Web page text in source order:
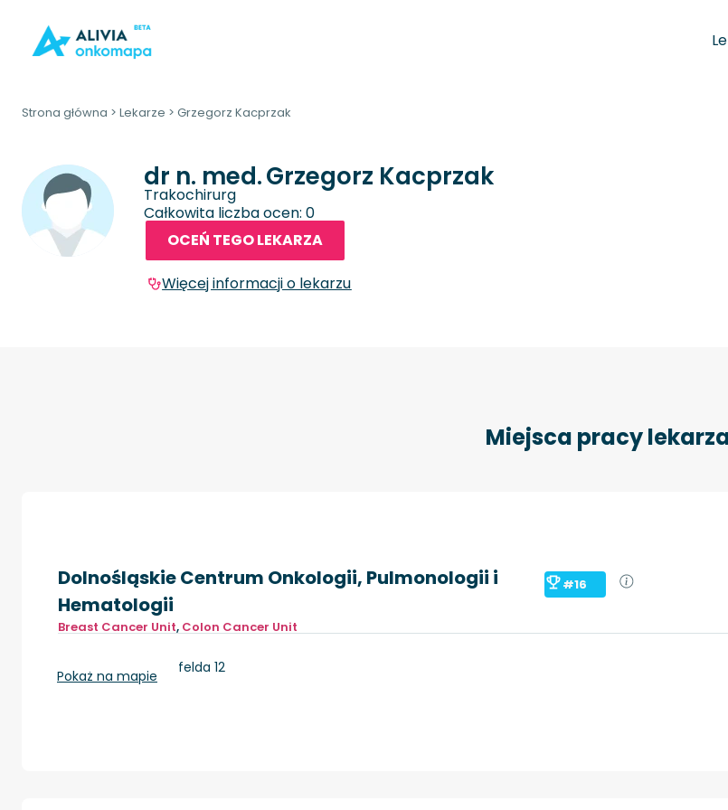
Strona główna > Lekarze > Grzegorz Kacprzak
dr n. med.Grzegorz Kacprzak
Trakochirurg
Całkowita liczba ocen: 0
OCEŃ TEGO LEKARZA
Więcej informacji o lekarzu
Miejsca pracy
Dolnośląskie Centrum Onkologii, Pulmonologii i
Hematologii
#16
Breast Cancer Unit, Colon Cancer Unit
Wrocław, pl. Hirszfelda 12
Pokaż na mapie